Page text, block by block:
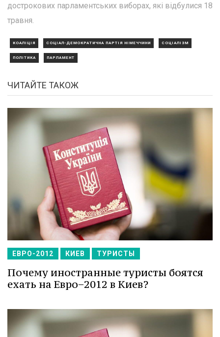
дострокових парламентських виборах, які відбулися 18
травня.
КОАЛІЦІЯ СОЦІАЛ-ДЕМОКРАТИЧНА ПАРТІЯ НІМЕЧЧИНИ СОЦІАЛІЗМ
ПОЛІТИКА ПАРЛАМЕНТ
ЧИТАЙТЕ ТАКОЖ
ЕВРО-2012 КИЕВ ТУРИСТЫ
Почему иностранные туристы боятся
ехать на Евро−2012 в Киев?